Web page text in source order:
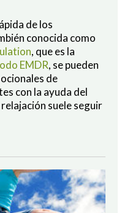
de los
conocida como
, que es la
EMDR, se pueden
de
con la ayuda del
relajación suele seguir